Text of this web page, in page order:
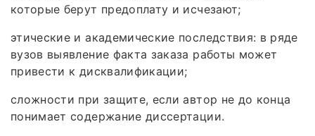
которые берут предоплату и исчезают;
этические и академические последствия: в ряде
вузов выявление факта заказа работы может
привести к дисквалификации;
сложности при защите, если автор не до конца
понимает содержание диссертации.